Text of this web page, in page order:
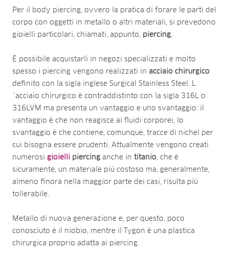
Per il body piercing, ovvero la pratica di forare le parti del
corpo con oggetti in metallo o altri materiali, si prevedono
gioielli particolari, chiamati, appunto, piercing
È possibile acquistarli in negozi specializzati e molto
spesso i piercing vengono realizzati in acciaio chirurgico
definito con la sigla inglese Surgical Stainless Steel. L
´acciaio chirurgico è contraddistinto con la sigla 316L o
316LVM ma presenta un vantaggio e uno svantaggio: il
vantaggio è che non reagisce ai fluidi corporei, lo
svantaggio è che contiene, comunque, tracce di nichel per
cui bisogna essere prudenti. Attualmente vengono creati
numerosi gioielli piercing anche in titanio , che è
sicuramente, un materiale più costoso ma, generalmente,
almeno finora nella maggior parte dei casi, risulta più
tollerabile.
Metallo di nuova generazione e, per questo, poco
conosciuto è il niobio, mentre il Tygon è una plastica
chirurgica proprio adatta ai piercing.